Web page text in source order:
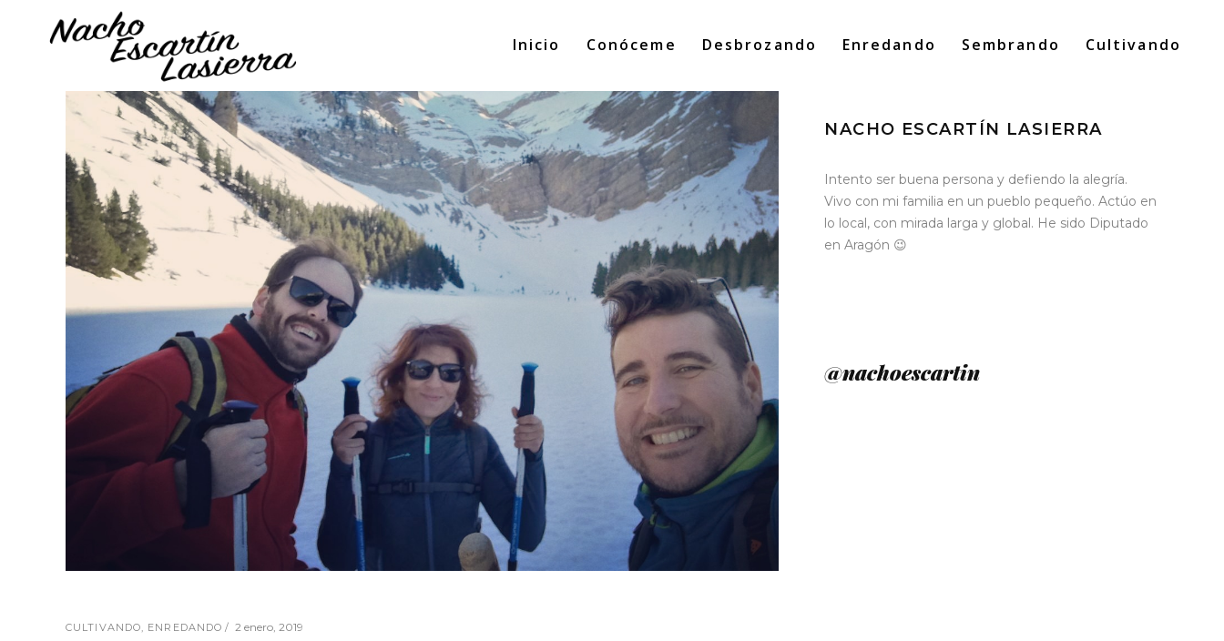
Inicio Conóceme Desbrozando Enredando Sembrando Cultivando
CULTIVANDO, ENREDANDO 2 enero, 2019
Search
NACHO ESCARTÍN LASIERRA
Intento ser buena persona y defiendo la alegría.
Vivo con mi familia en un pueblo pequeño. Actúo en
lo local, con mirada larga y global. He sido Diputado
en Aragón 😉
@nachoescartin